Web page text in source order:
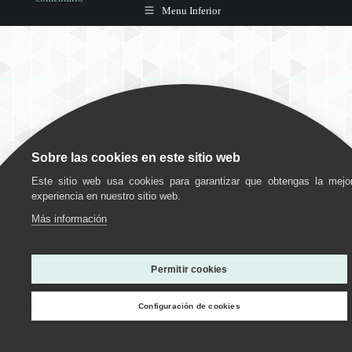
Menu Inferior
Utilizamos cookies para ofrecerte la mejor experiencia en
Puedes aprender más sobre qué cookies utilizamos o
desactivarlas en losajustes.
Sobre las cookies en este sitio web
Este sitio web usa cookies para garantizar que obtengas la
experiencia en nuestro sitio web.
Más información
Permitir cookies
Configuración de cookies